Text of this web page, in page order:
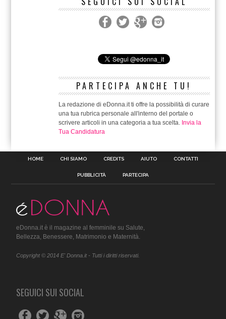
PARTECIPA ANCHE TU!
La redazione di eDonna.it ti offre la possibilità di curare
una tua rubrica personale all'interno del portale o
scrivere articoli in una categoria a tua scelta. Invia la
Tua Candidatura
HOME CHI SIAMO CREDITS AIUTO CONTATTI
PUBBLICITÀ PARTECIPA
eDonna.it è il magazine al femminile su Salute,
Bellezza, Benessere, Matrimonio e Maternità.
Copyright © 2014 E' Donna.it - Tutti i diritti riservati.
SEGUICI SUI SOCIAL